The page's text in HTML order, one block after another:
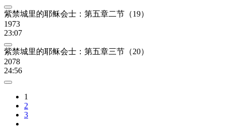
紫禁城里的耶稣会士：第五章二节（19）
1973
23:07
紫禁城里的耶稣会士：第五章三节（20）
2078
24:56
1
2
3